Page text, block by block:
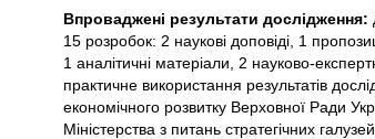
Впроваджені результати дослідження:
15 розробок: 2 наукові доповіді, 1
1 аналітичні матеріали, 2 науково-
практичне використання результатів
економічного розвитку Верховної Ради
Міністерства з питань стратегічних